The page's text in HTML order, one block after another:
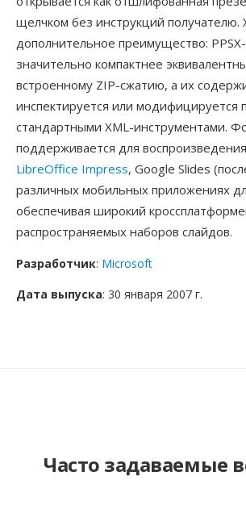
щелчком без инструкций получателю.
дополнительное преимущество:
значительно компактнее
встроенному ZIP-сжатию, а их
инспектируется или модифицируется
стандартными XML-инструментами.
поддерживается для
LibreOffice Impress, Google Slides
различных мобильных приложениях
обеспечивая широкий
распространяемых наборов слайдов.
Разработчик: Microsoft
Дата выпуска: 30 января 2007 г.
Часто задаваемые